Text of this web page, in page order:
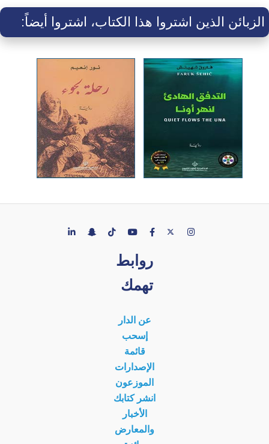
الزبائن الذين اشتروا هذا الكتاب، اشتروا أيضاً:
روابط
تهمك
عن الدار
إسحب
قائمة
الإصدارات
الموزعون
انشر كتابك
الأخبار
والمعارض